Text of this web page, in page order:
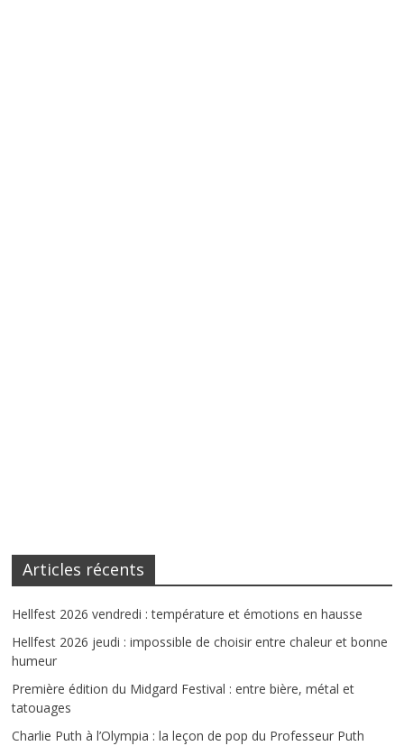
Articles récents
Hellfest 2026 vendredi : température et émotions en hausse
Hellfest 2026 jeudi : impossible de choisir entre chaleur et bonne
humeur
Première édition du Midgard Festival : entre bière, métal et
tatouages
Charlie Puth à l’Olympia : la leçon de pop du Professeur Puth